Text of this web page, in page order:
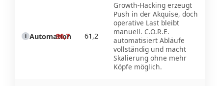
i Automation
96,7 61,2
Growth-Hacking erzeugt
Push in der Akquise, doch
operative Last bleibt
manuell. C.O.R.E.
automatisiert Abläufe
vollständig und macht
Skalierung ohne mehr
Köpfe möglich.